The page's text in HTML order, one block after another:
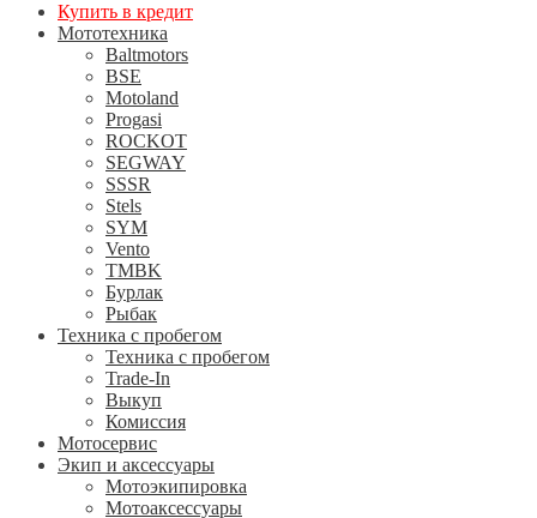
Купить в кредит
Мототехника
Baltmotors
BSE
Motoland
Progasi
ROCKOT
SEGWAY
SSSR
Stels
SYM
Vento
TMBK
Бурлак
Рыбак
Техника с пробегом
Техника с пробегом
Trade-In
Выкуп
Комиссия
Мотосервис
Экип и аксессуары
Мотоэкипировка
Мотоаксессуары